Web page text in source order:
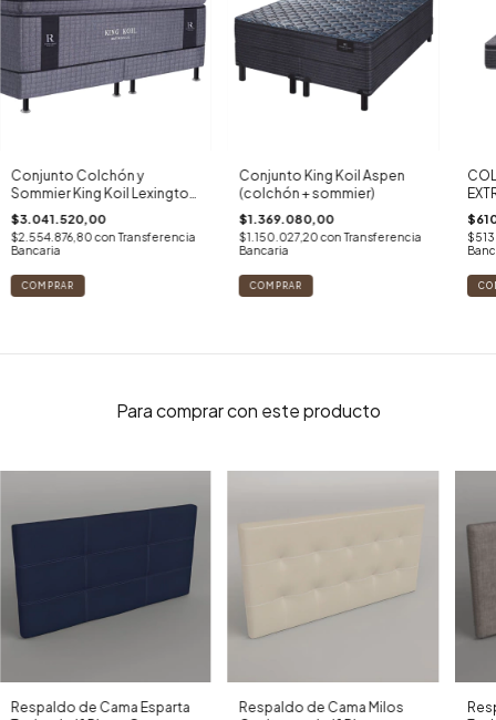
Conjunto Colchón y
Sommier King Koil Lexington
Grand Pillow (Reserve
Luxury)
$3.041.520,00
$2.554.876,80con Transferencia
Bancaria
COMPRAR
Conjunto King Koil Aspen
(colchón + sommier)
$1.369.080,00
$1.150.027,20con Transferencia
Bancaria
COMPRAR
Para comprar con este producto
Respaldo de Cama Esparta
Respaldo de Cama Milos